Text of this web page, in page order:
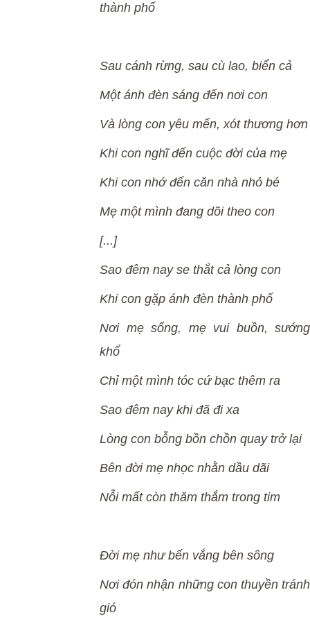
thành phố
Sau cánh rừng, sau cù lao, biển cả
Một ánh đèn sáng đến nơi con
Và lòng con yêu mến, xót thương hơn
Khi con nghĩ đến cuộc đời của mẹ
Khi con nhớ đến căn nhà nhỏ bé
Mẹ một mình đang dõi theo con
[...]
Sao đêm nay se thắt cả lòng con
Khi con gặp ánh đèn thành phố
Nơi mẹ sống, mẹ vui buồn, sướng
khổ
Chỉ một mình tóc cứ bạc thêm ra
Sao đêm nay khi đã đi xa
Lòng con bỗng bồn chồn quay trở lại
Bên đời mẹ nhọc nhằn dầu dãi
Nỗi mất còn thăm thắm trong tim
Đời mẹ như bến vắng bên sông
Nơi đón nhận những con thuyền tránh
gió